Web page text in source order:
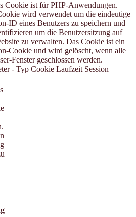
Cookie ist für PHP-Anwendungen.
wird verwendet um die eindeutige
ID eines Benutzers zu speichern und
um die Benutzersitzung auf
zu verwalten. Das Cookie ist ein
Cookie und wird gelöscht, wenn alle
Fenster geschlossen werden.
- Typ Cookie Laufzeit Session